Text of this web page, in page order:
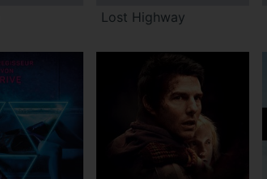
Lost Highway